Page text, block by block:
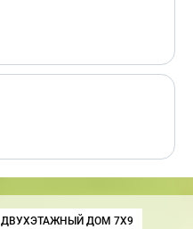
CURRENT:
ДВУХЭТАЖНЫЙ ДОМ 7Х9